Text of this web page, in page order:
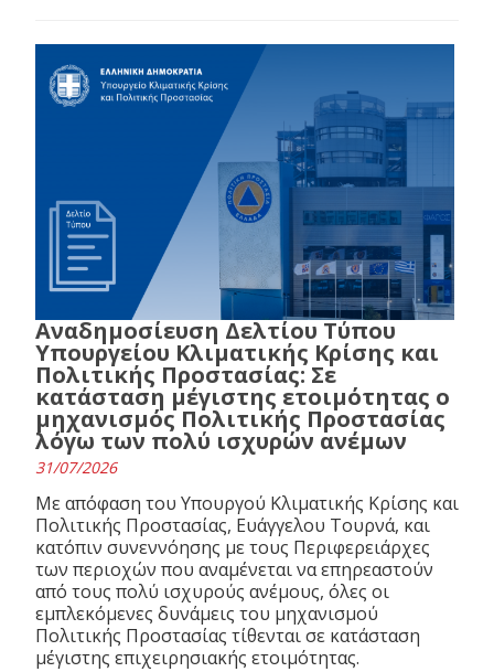
Αναδημοσίευση Δελτίου Τύπου
Υπουργείου Κλιματικής Κρίσης και
Πολιτικής Προστασίας: Σε
κατάσταση μέγιστης ετοιμότητας ο
μηχανισμός Πολιτικής Προστασίας
λόγω των πολύ ισχυρών ανέμων
31/07/2026
Με απόφαση του Υπουργού Κλιματικής Κρίσης και
Πολιτικής Προστασίας, Ευάγγελου Τουρνά, και
κατόπιν συνεννόησης με τους Περιφερειάρχες
των περιοχών που αναμένεται να επηρεαστούν
από τους πολύ ισχυρούς ανέμους, όλες οι
εμπλεκόμενες δυνάμεις του μηχανισμού
Πολιτικής Προστασίας τίθενται σε κατάσταση
μέγιστης επιχειρησιακής ετοιμότητας.